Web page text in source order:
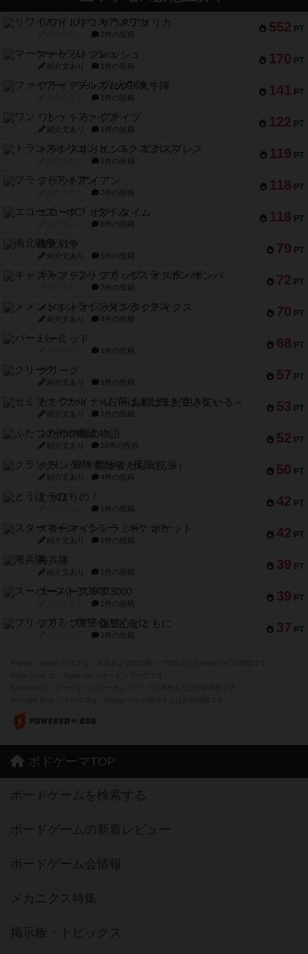
552 PT
リワイルド：サウスアメリカ
2件の投稿
170 PT
マーケットフレッシュ
紹介文あり 1件の投稿
141 PT
ファイアー・ブルズ / 火牛陣
1件の投稿
122 PT
ワン・トゥ・ファイブ
紹介文あり 1件の投稿
119 PT
トランスオリエント・エクスプレス
1件の投稿
118 PT
フラットアイアン
2件の投稿
118 PT
エコーズ・オブ・タイム
8件の投稿
79 PT
南北戦争
紹介文あり 1件の投稿
72 PT
キャプテン・フリップ：イスラ・ボンバ
2件の投稿
70 PT
メメントオンラインタクティクス
紹介文あり 4件の投稿
68 PT
パーミッド
1件の投稿
57 PT
クリーグ
紹介文あり 1件の投稿
53 PT
セミファイナル ～お前はまだ生きている～
紹介文あり 1件の投稿
52 PT
ふたつの街の物語
紹介文あり 18件の投稿
50 PT
クランク! ：冒険者たち（拡張）
紹介文あり 4件の投稿
42 PT
とうほうの！
1件の投稿
42 PT
スターマイン・ラミー ポケット
紹介文あり 2件の投稿
39 PT
海兵隊
紹介文あり 1件の投稿
39 PT
スーパーストア3000
1件の投稿
37 PT
フリップ７：復讐心とともに
2件の投稿
ボドゲーマTOP
ボードゲームを検索する
ボードゲームの新着レビュー
ボードゲーム会情報
メカニクス特集
掲示板・トピックス